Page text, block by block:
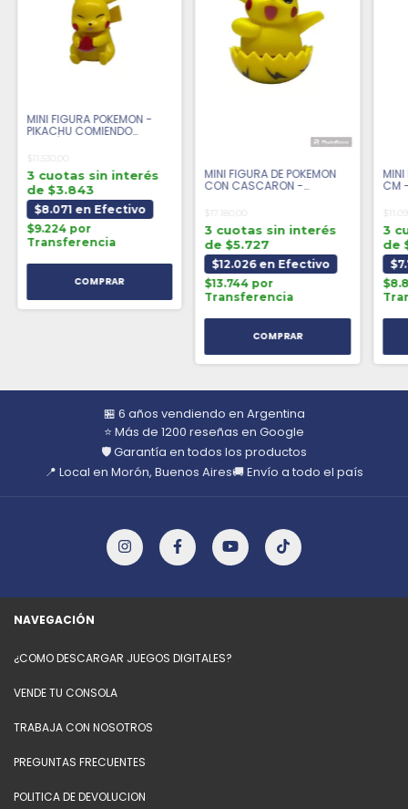
MINI FIGURA POKEMON -
PIKACHU COMIENDO
$11.530,00
3 cuotas sin interés
de $3.843
$8.071 en Efectivo
$9.224 por
Transferencia
MINI FIGURA DE POKEMON
CON CASCARON -
$17.180,00
3 cuotas sin interés
de $5.727
$12.026 en Efectivo
$13.744 por
Transferencia
MINI
CM
3
de
🏪 6 años vendiendo en Argentina
⭐ Más de 1200 reseñas en Google
🛡️ Garantía en todos los productos
📍 Local en Morón, Buenos Aires🚚 Envío a todo el país
NAVEGACIÓN
¿COMO DESCARGAR JUEGOS DIGITALES?
VENDE TU CONSOLA
TRABAJA CON NOSOTROS
PREGUNTAS FRECUENTES
POLITICA DE DEVOLUCION